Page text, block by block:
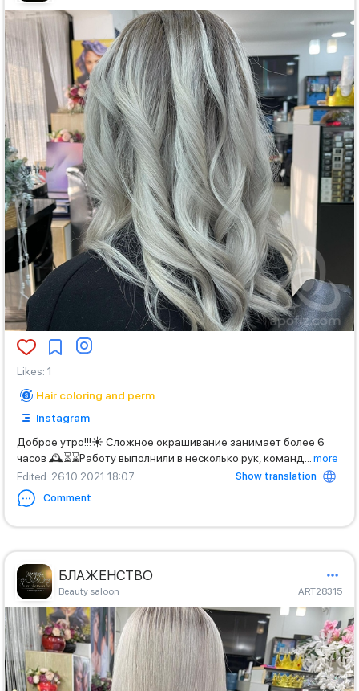
Likes: 1
Hair coloring and perm
Instagram
Доброе утро!!!☀️ Сложное окрашивание занимает более 6
часов 🕰⏳⌛️Работу выполнили в несколько рук, команд
more
Edited: 26.10.2021 18:07
Show translation
Comment
БЛАЖЕНСТВО
Beauty saloon ART28315